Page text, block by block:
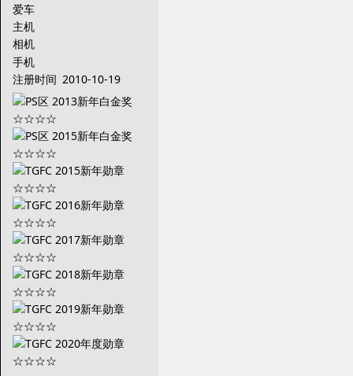
爱车
主机
相机
手机
注册时间 2010-10-19